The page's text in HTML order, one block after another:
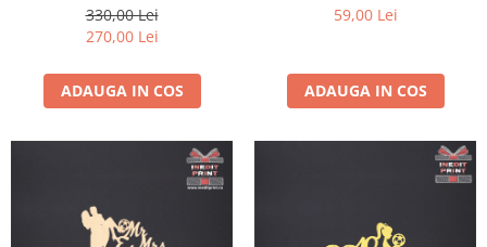
330,00 Lei
270,00 Lei
ADAUGA IN COS
59,00 Lei
ADAUGA IN COS